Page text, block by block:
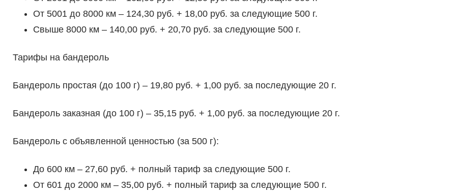
От 5001 до 8000 км – 124,30 руб. + 18,00 руб. за следующие 500 г.
Свыше 8000 км – 140,00 руб. + 20,70 руб. за следующие 500 г.
Тарифы на бандероль
Бандероль простая (до 100 г) – 19,80 руб. + 1,00 руб. за последующие 20 г.
Бандероль заказная (до 100 г) – 35,15 руб. + 1,00 руб. за последующие 20 г.
Бандероль с объявленной ценностью (за 500 г):
До 600 км – 27,60 руб. + полный тариф за следующие 500 г.
От 601 до 2000 км – 35,00 руб. + полный тариф за следующие 500 г.